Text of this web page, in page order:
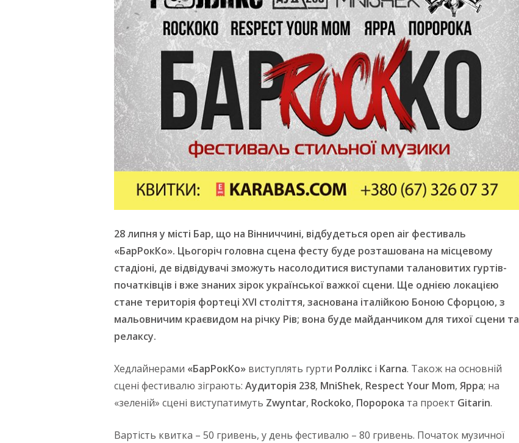
28 липня у місті Бар, що на Вінниччині, відбудеться open air фестиваль
«БарРокКо». Цьогоріч головна сцена фесту буде розташована на місцевому
стадіоні, де відвідувачі зможуть насолодитися виступами талановитих гуртів-
початківців і вже знаних зірок української важкої сцени. Ще однією локацією
стане територія фортеці XVI століття, заснована італійкою Боною Сфорцою, з
мальовничим краєвидом на річку Рів; вона буде майданчиком для тихої сцени та
релаксу.
Хедлайнерами «БарРокКо» виступлять гурти Роллікс і Karna. Також на основній
сцені фестивалю зіграють: Аудиторія 238, MniShek, Respect Your Mom, Ярра; на
«зеленій» сцені виступатимуть Zwyntar, Rockoko, Поророка та проект Gitarin.
Вартість квитка – 50 гривень, у день фестивалю – 80 гривень. Початок музичної